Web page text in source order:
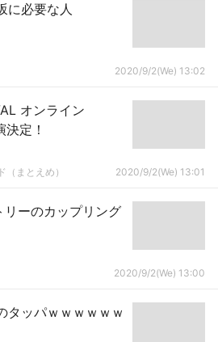
に必要な人
2020/9/2(We) 13:02
オンライン
定！
まとえめ） 2020/9/2(We) 13:01
リーのカップリング
2020/9/2(We) 13:00
タッパｗｗｗｗｗｗ